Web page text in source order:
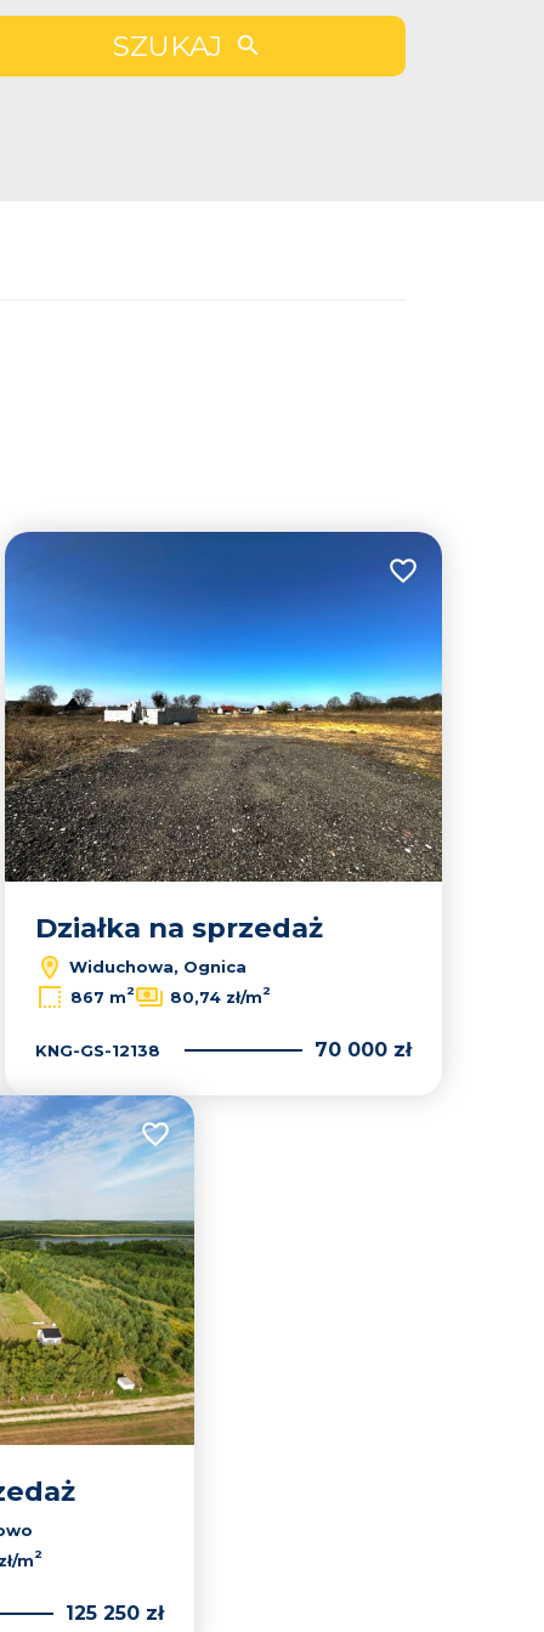
SZUKAJ
Leaflet|© OpenMapTiles© OpenStreetMap contributors
Dodaj do
Działka na sprzedaż
Widuchowa, Ognica
867 m2 80,74 zł/m2
KNG-GS-12138 70 000 zł
Dodaj do ulubionych
m2
125 250 zł